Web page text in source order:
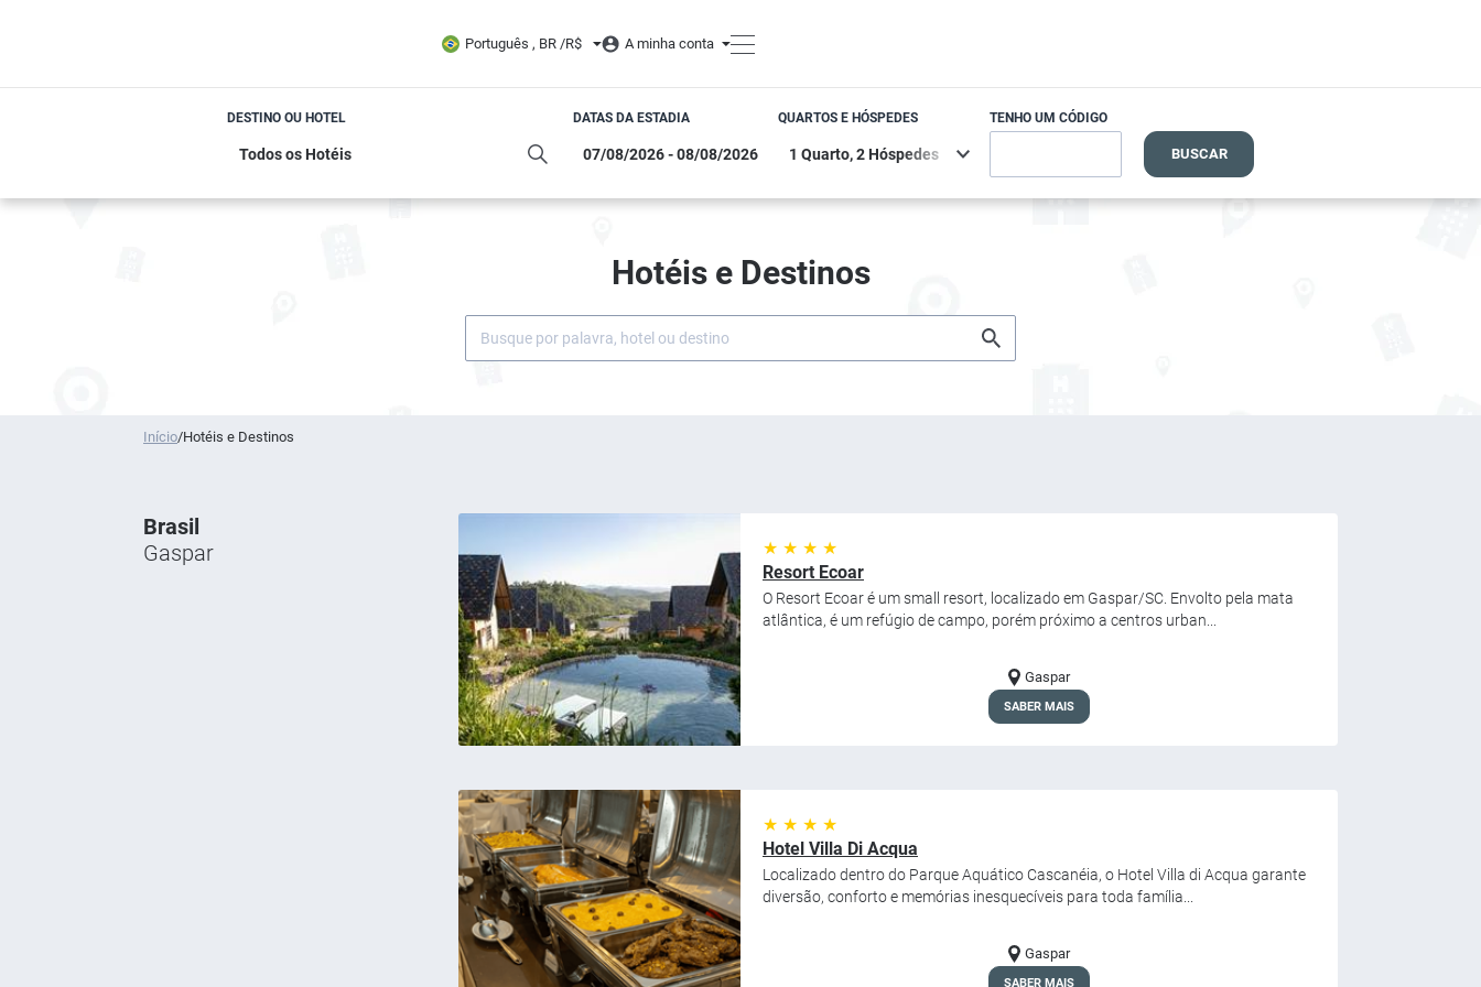
Português , BR /R$ A minha conta
DESTINO OU HOTEL DATAS DA ESTADIA QUARTOS E HÓSPEDES TENHO UM CÓDIGO
BUSCAR
Hotéis e Destinos
Início/Hotéis e Destinos
Brasil
Gaspar
★ ★ ★ ★
Resort Ecoar
O Resort Ecoar é um small resort, localizado em Gaspar/SC. Envolto pela mata
atlântica, é um refúgio de campo, porém próximo a centros urban...
Gaspar
SABER MAIS
★ ★ ★ ★
Hotel Villa Di Acqua
Localizado dentro do Parque Aquático Cascanéia, o Hotel Villa di Acqua garante
diversão, conforto e memórias inesquecíveis para toda família...
Gaspar
SABER MAIS